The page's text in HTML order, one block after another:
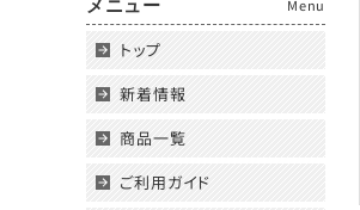
メニュー Menu
トップ
新着情報
商品一覧
ご利用ガイド